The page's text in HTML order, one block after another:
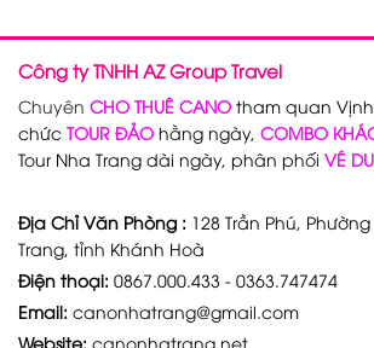
Công ty TNHH AZ Group Travel
Chuyên CHO THUÊ CANO tham quan Vịnh
chức TOUR ĐẢO hằng ngày, COMBO
Tour Nha Trang dài ngày, phân phối VÉ
Địa Chỉ Văn Phòng : 128 Trần Phú,
Trang, tỉnh Khánh Hoà
Điện thoại: 0867.000.433 - 0363.747474
Email: canonhatrang@gmail.com
Website: canonhatrang.net